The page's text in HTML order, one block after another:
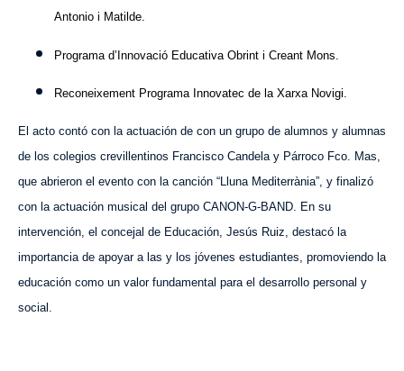
Antonio i Matilde.
Programa d’Innovació Educativa Obrint i Creant Mons.
Reconeixement Programa Innovatec de la Xarxa Novigi.
El acto contó con la actuación de con un grupo de alumnos y alumnas
de los colegios crevillentinos Francisco Candela y Párroco Fco. Mas,
que abrieron el evento con la canción “Lluna Mediterrània”, y finalizó
con la actuación musical del grupo CANON-G-BAND. En su
intervención, el concejal de Educación, Jesús Ruiz, destacó la
importancia de apoyar a las y los jóvenes estudiantes, promoviendo la
educación como un valor fundamental para el desarrollo personal y
social.